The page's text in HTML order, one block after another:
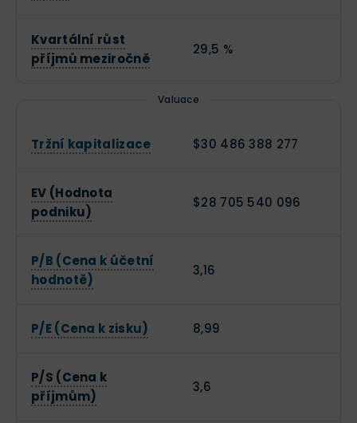
Kvartální růst
příjmů meziročně
29,5 %
Valuace
Tržní kapitalizace $30 486 388 277
EV (Hodnota
podniku)
$28 705 540 096
P/B (Cena k účetní
hodnotě)
3,16
P/E (Cena k zisku) 8,99
P/S (Cena k
příjmům)
3,6